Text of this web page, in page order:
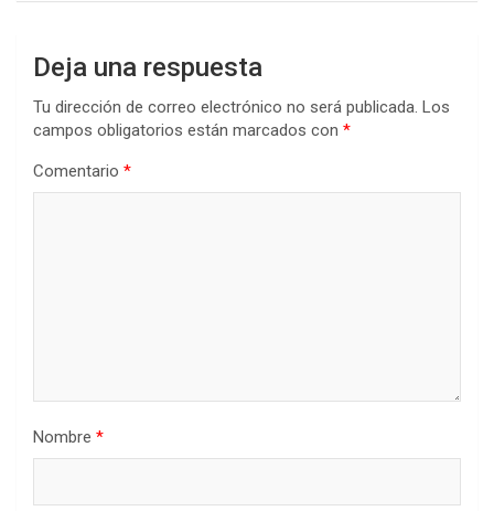
Deja una respuesta
Tu dirección de correo electrónico no será publicada. Los
campos obligatorios están marcados con *
Comentario *
Nombre *